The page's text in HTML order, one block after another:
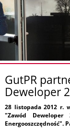
GutPR
Deweloper
28 listopada 2012 r.
"Zawód
Energooszczędność".